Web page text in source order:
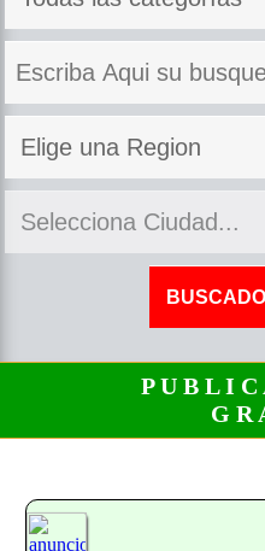
P U B L I C
G R